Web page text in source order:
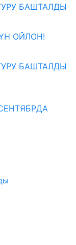
БАШТАЛДЫ
ОЙЛОН!
БАШТАЛДЫ